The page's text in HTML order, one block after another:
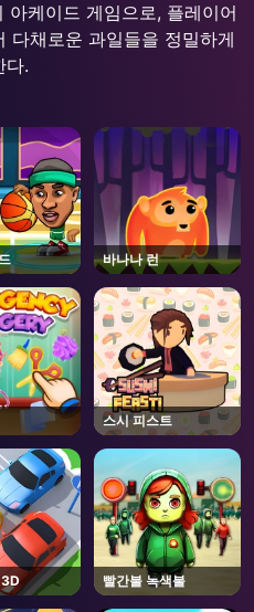
케이드 게임으로, 플레이어
다채로운 과일들을 정밀하게
다.
바나나 런
스시 피스트
3D 빨간불 녹색불